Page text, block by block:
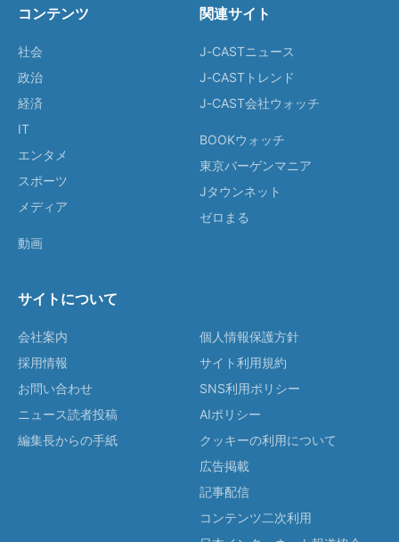
コンテンツ
社会
政治
経済
IT
エンタメ
スポーツ
メディア
動画
関連サイト
J-CASTニュース
J-CASTトレンド
J-CAST会社ウォッチ
BOOKウォッチ
東京バーゲンマニア
Jタウンネット
ゼロまる
サイトについて
会社案内
採用情報
お問い合わせ
ニュース読者投稿
編集長からの手紙
個人情報保護方針
サイト利用規約
SNS利用ポリシー
AIポリシー
クッキーの利用について
広告掲載
記事配信
コンテンツ二次利用